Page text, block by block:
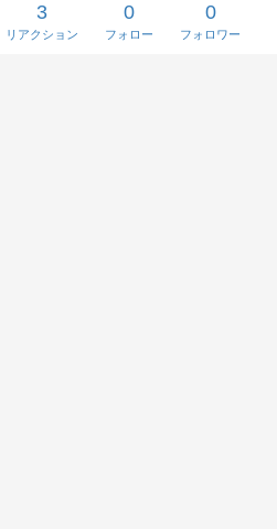
3
リアクション
0
フォロー
0
フォロワー